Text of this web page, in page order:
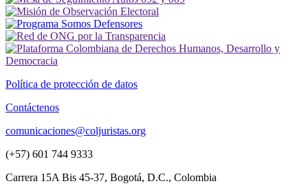
Política de protección de datos
Contáctenos
comunicaciones@coljuristas.org
(+57) 601 744 9333
Carrera 15A Bis 45-37, Bogotá, D.C., Colombia